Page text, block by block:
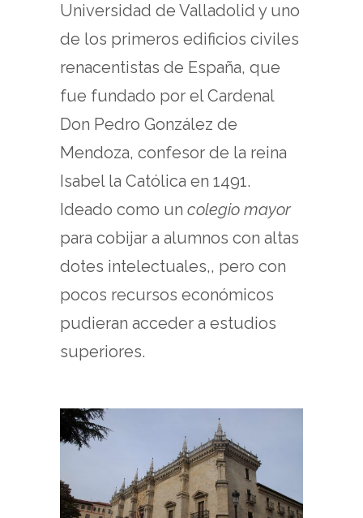
Universidad de Valladolid y uno
de los primeros edificios civiles
renacentistas de España, que
fue fundado por el Cardenal
Don Pedro González de
Mendoza, confesor de la reina
Isabel la Católica en 1491.
Ideado como un colegio mayor
para cobijar a alumnos con altas
dotes intelectuales,, pero con
pocos recursos económicos
pudieran acceder a estudios
superiores.